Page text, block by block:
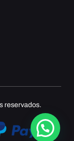
reservados.